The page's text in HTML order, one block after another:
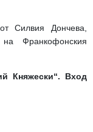
Силвия Дончева,
Франкофонския
Княжески“. Вход